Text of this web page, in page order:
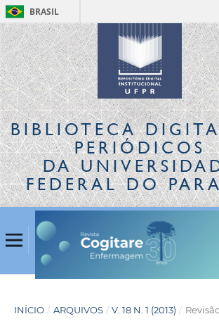
BRASIL
Acesso
BIBLIOTECA
PERIÓDICOS
DA
FEDERAL DO
INÍCIO / ARQUIVOS / V. 18 N. 1 (2013) /